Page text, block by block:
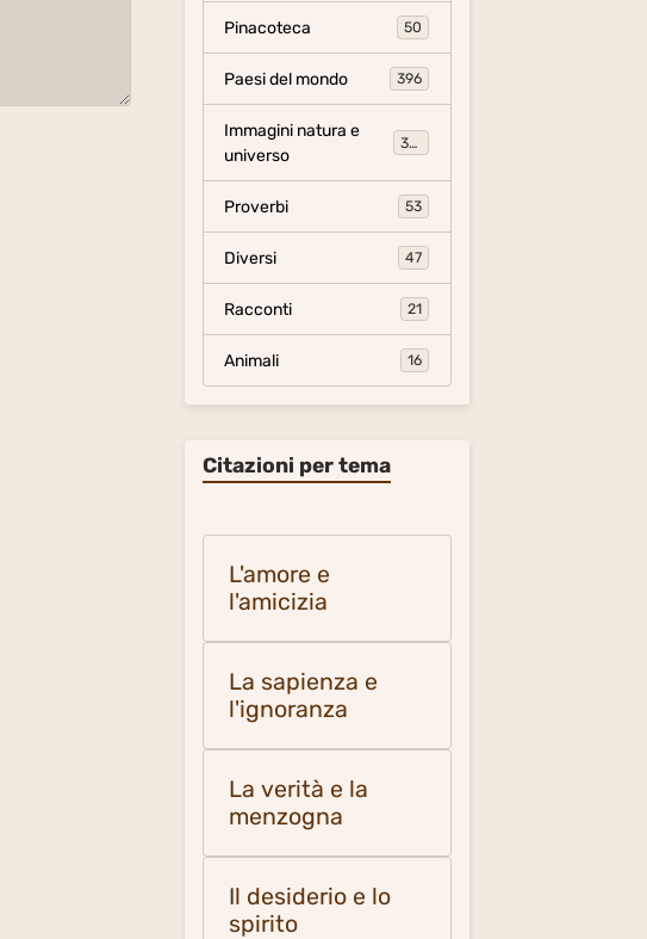
Pinacoteca 50
Paesi del mondo 396
Immagini natura e
universo
306
Proverbi 53
Diversi 47
Racconti 21
Animali 16
Citazioni per tema
L'amore e
l'amicizia
La sapienza e
l'ignoranza
La verità e la
menzogna
Il desiderio e lo
spirito